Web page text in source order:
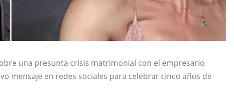
una presunta crisis matrimonial con el empresario
mensaje en redes sociales para celebrar cinco años de